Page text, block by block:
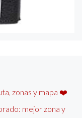
zonas y mapa ❤️
mejor zona y